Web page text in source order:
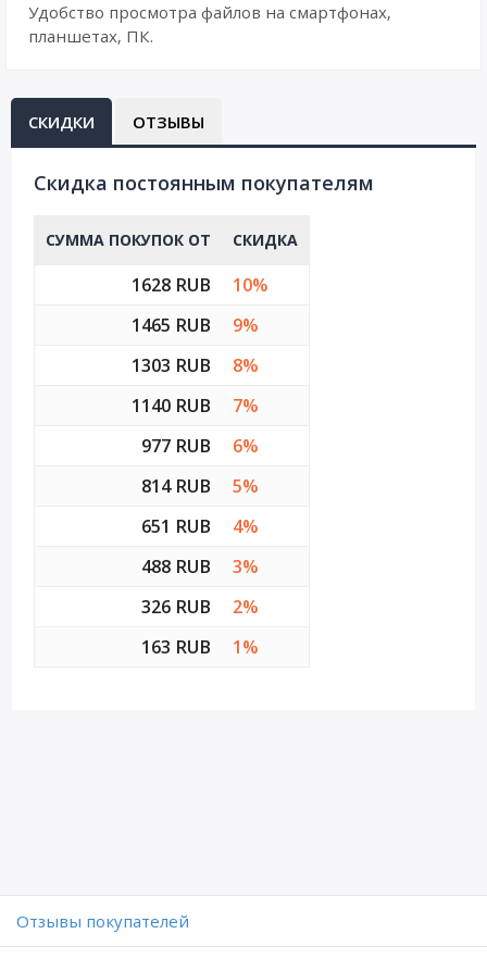
Удобство просмотра файлов на смартфонах,
планшетах, ПК.
СКИДКИ ОТЗЫВЫ
Cкидка постоянным покупателям
СУММА ПОКУПОК ОТ СКИДКА
1628 RUB
10%
1465 RUB
9%
1303 RUB
8%
1140 RUB
7%
977 RUB
6%
814 RUB
5%
651 RUB
4%
488 RUB
3%
326 RUB
2%
163 RUB
1%
Отзывы покупателей